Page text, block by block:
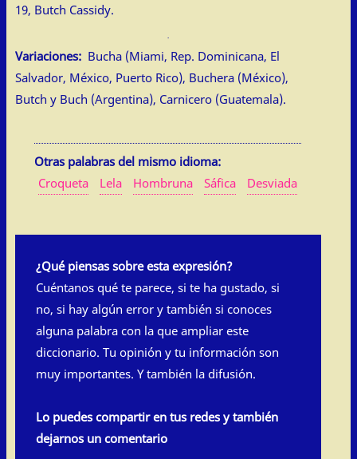
19, Butch Cassidy.
Variaciones: Bucha (Miami, Rep. Dominicana, El
Salvador, México, Puerto Rico), Buchera (México),
Butch y Buch (Argentina), Carnicero (Guatemala).
Otras palabras del mismo idioma:
Croqueta
Lela Hombruna Sáfica Desviada
¿Qué piensas sobre esta expresión?
Cuéntanos qué te parece, si te ha gustado, si
no, si hay algún error y también si conoces
alguna palabra con la que ampliar este
diccionario. Tu opinión y tu información son
muy importantes. Y también la difusión.
Lo puedes compartir en tus redes y también
dejarnos un comentario